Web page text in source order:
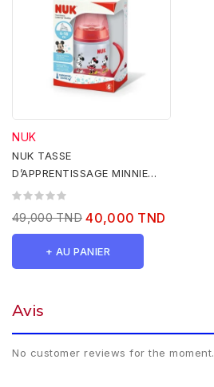
NUK
NUK TASSE
D’APPRENTISSAGE MINNIE
MOUSE 6-18 MOIS 150 ML
49,000 TND 40,000 TND
+ AU PANIER
Avis
No customer reviews for the moment.